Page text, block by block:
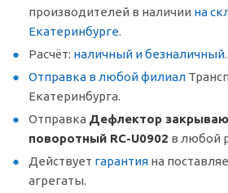
производителей в наличии на
Екатеринбурге.
Расчёт: наличный и безналичный.
Отправка в любой филиал
Екатеринбурга.
Отправка Дефлектор
поворотный RC-U0902 в любой
Действует гарантия на
агрегаты.